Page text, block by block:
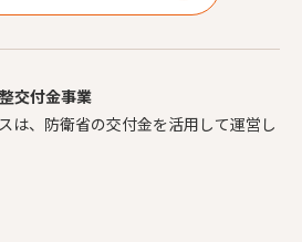
交付金事業
は、防衛省の交付金を活用して運営し